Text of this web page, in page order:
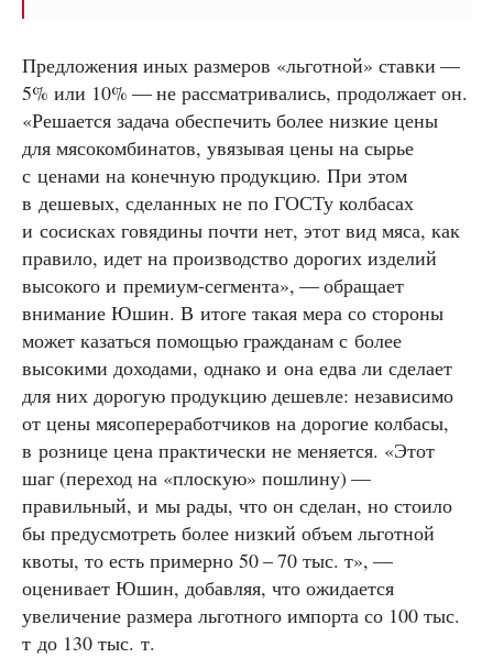
Предложения иных размеров «льготной» ставки —
5% или 10% — не рассматривались, продолжает он.
«Решается задача обеспечить более низкие цены
для мясокомбинатов, увязывая цены на сырье
с ценами на конечную продукцию. При этом
в дешевых, сделанных не по ГОСТу колбасах
и сосисках говядины почти нет, этот вид мяса, как
правило, идет на производство дорогих изделий
высокого и премиум-сегмента», — обращает
внимание Юшин. В итоге такая мера со стороны
может казаться помощью гражданам с более
высокими доходами, однако и она едва ли сделает
для них дорогую продукцию дешевле: независимо
от цены мясопереработчиков на дорогие колбасы,
в рознице цена практически не меняется. «Этот
шаг (переход на «плоскую» пошлину) —
правильный, и мы рады, что он сделан, но стоило
бы предусмотреть более низкий объем льготной
квоты, то есть примерно 50 – 70 тыс. т», —
оценивает Юшин, добавляя, что ожидается
увеличение размера льготного импорта со 100 тыс.
т до 130 тыс. т.